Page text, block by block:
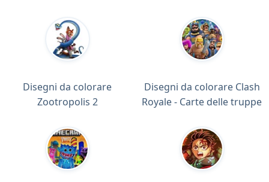
Disegni da colorare
Zootropolis 2
Disegni da colorare Clash
Royale - Carte delle truppe